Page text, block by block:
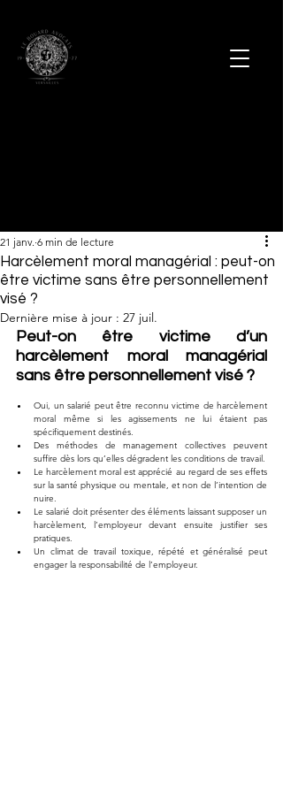
Harcèlement moral managérial : peut-on
être victime sans être personnellement
visé ?
21 janv. 6 min de lecture
Dernière mise à jour : 27 juil.
Peut-on être victime d’un
harcèlement moral managérial
sans être personnellement visé ?
Oui, un salarié peut être reconnu victime de harcèlement
moral même si les agissements ne lui étaient pas
spécifiquement destinés.
Des méthodes de management collectives peuvent
suffire dès lors qu’elles dégradent les conditions de travail.
Le harcèlement moral est apprécié au regard de ses effets
sur la santé physique ou mentale, et non de l’intention de
nuire.
Le salarié doit présenter des éléments laissant supposer un
harcèlement, l’employeur devant ensuite justifier ses
pratiques.
Un climat de travail toxique, répété et généralisé peut
engager la responsabilité de l’employeur.